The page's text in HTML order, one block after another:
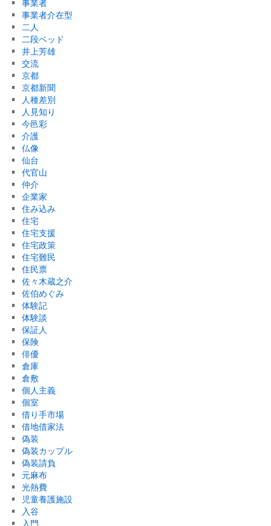
事業者
事業者介在型
二人
二段ベッド
井上芳雄
交流
京都
京都新聞
人種差別
人見知り
今邑彩
介護
仏像
仙台
代官山
仲介
企業家
住み込み
住宅
住宅支援
住宅政策
住宅難民
住民票
佐々木蔵之介
佐伯めぐみ
体験記
体験談
保証人
保険
俳優
倉庫
倉敷
個人主義
個室
借り手市場
借地借家法
偽装
偽装カップル
偽装請負
元麻布
光熱費
児童養護施設
入谷
入門